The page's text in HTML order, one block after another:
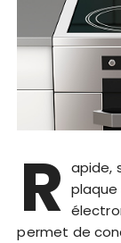
R apide,
permet de